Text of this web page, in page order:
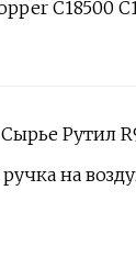
Рутил
на